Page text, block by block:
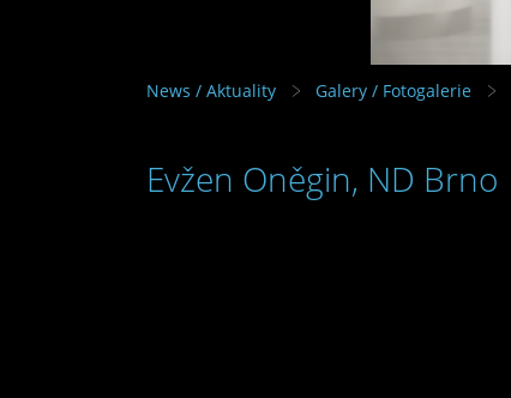
News / Aktuality Galery / Fotogalerie
Evžen Oněgin, ND Brno